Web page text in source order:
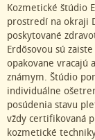
Kozmetické štúdio
prostredí na okraji
poskytované
Erdősovou sú
opakovane vracajú
známym. Štúdio
individuálne
posúdenia stavu
vždy certifikovaná
kozmetické